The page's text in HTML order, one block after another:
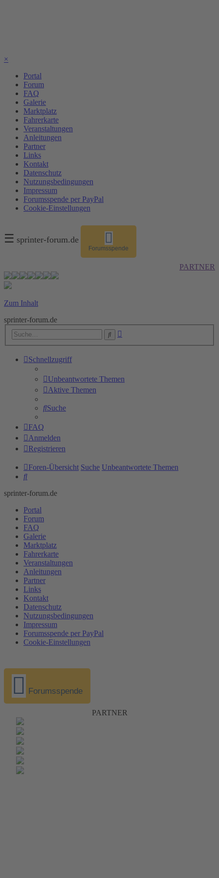
×
Portal
Forum
FAQ
Galerie
Marktplatz
Fahrerkarte
Veranstaltungen
Anleitungen
Partner
Links
Kontakt
Datenschutz
Nutzungsbedingungen
Impressum
Forumsspende per PayPal
Cookie-Einstellungen
☰ sprinter-forum.de
Forumsspende
PARTNER
Zum Inhalt
sprinter-forum.de
Suche
Schnellzugriff
Unbeantwortete Themen
Aktive Themen
Suche
FAQ
Anmelden
Registrieren
Foren-Übersicht Suche Unbeantwortete Themen
Suche
sprinter-forum.de
Portal
Forum
FAQ
Galerie
Marktplatz
Fahrerkarte
Veranstaltungen
Anleitungen
Partner
Links
Kontakt
Datenschutz
Nutzungsbedingungen
Impressum
Forumsspende per PayPal
Cookie-Einstellungen
Forumsspende
PARTNER